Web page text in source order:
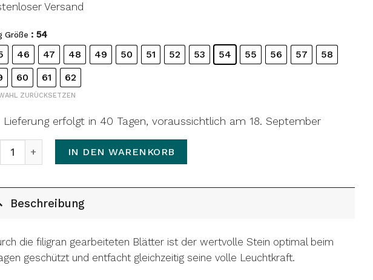
Versand
Größe : 54
46 47 48 49 50 51 52 53 54 55 56 57
58
60 61 62
ZURÜCKSETZEN
Lieferung erfolgt in 40 Tagen, voraussichtlich am 18. September
THE YASMIN MengeIN DEN WARENKORB
Beschreibung
die filigran gearbeiteten Blätter ist der wertvolle Stein optimal beim
geschützt und entfacht gleichzeitig seine volle Leuchtkraft.